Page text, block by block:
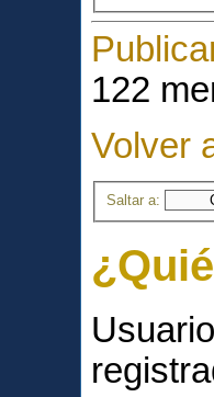
122
Volver
Saltar a: